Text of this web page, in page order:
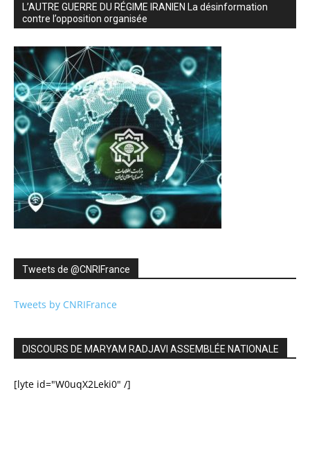
L’AUTRE GUERRE DU RÉGIME IRANIEN La désinformation
contre l’opposition organisée
Tweets de ‎@CNRIFrance
Tweets by CNRIFrance
DISCOURS DE MARYAM RADJAVI ASSEMBLÉE NATIONALE
[lyte id="W0uqX2Leki0" /]